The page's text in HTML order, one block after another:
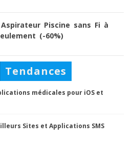
Piscine sans Fi à
(-60%)
Tendances
médicales pour iOS et
Sites et Applications SMS